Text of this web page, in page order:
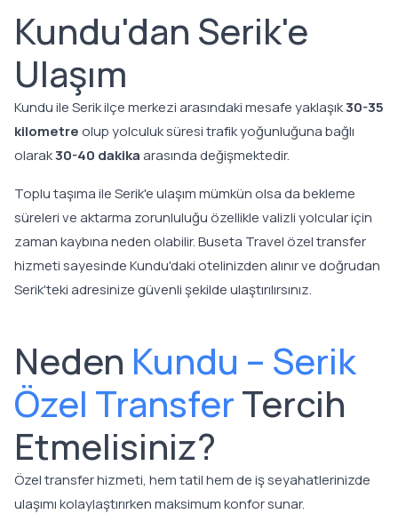
Kundu'dan Serik'e
Ulaşım
Kundu ile Serik ilçe merkezi arasındaki mesafe yaklaşık30-35
kilometreolup yolculuk süresi trafik yoğunluğuna bağlı
olarak30-40 dakikaarasında değişmektedir.
Toplu taşıma ile Serik'e ulaşım mümkün olsa da bekleme
süreleri ve aktarma zorunluluğu özellikle valizli yolcular için
zaman kaybına neden olabilir. Buseta Travel özel transfer
hizmeti sayesinde Kundu'daki otelinizden alınır ve doğrudan
Serik'teki adresinize güvenli şekilde ulaştırılırsınız.
Neden Kundu – Serik
Özel TransferTercih
Etmelisiniz?
Özel transfer hizmeti, hem tatil hem de iş seyahatlerinizde
ulaşımı kolaylaştırırken maksimum konfor sunar.